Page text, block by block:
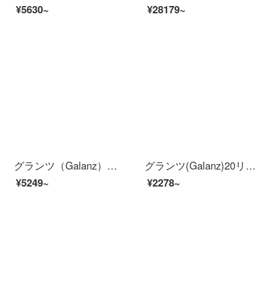
¥5630~
¥28179~
グランツ（Galanz）フラットレンジ家庭用電子レンジオーブン一体機23リットル大容量焼き肉を作って、ケーキを作って、赤ちゃんに熱いご飯を食べさせます。G 80-23 CN 3 XL-R 6（S 5）
¥5249~
グランツ(Galanz)20リットル家庭用小型古典電子レンジ簡単機械つまみ解凍回転加熱P 70 D 20 P-N 9(W 0)
¥2278~